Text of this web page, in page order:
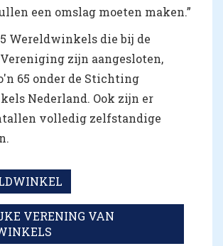
een omslag moeten maken.”
Wereldwinkels die bij de
zijn aangesloten,
65 onder de Stichting
Nederland. Ook zijn er
volledig zelfstandige
VERENING VAN